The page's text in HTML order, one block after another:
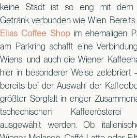
keine Stadt ist so eng mit dem
Getränk verbunden wie Wien.
Elias Coffee Shopim ehemaligen
am Parkring schafft eine
Wiens, und auch die Wiener
hier in besonderer Weise zelebriert
bereits bei der Auswahl der
größter Sorgfalt in enger
tschechischen Kaffeerösterei
ausgewählt werden. Ob